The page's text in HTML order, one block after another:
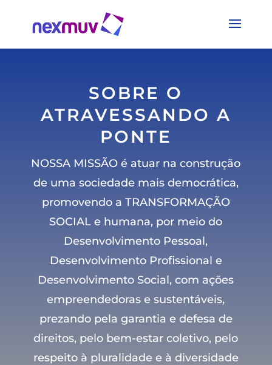
SOBRE O
ATRAVESSANDO A
PONTE
NOSSA MISSÃO é atuar na construção
de uma sociedade mais democrática,
promovendo a TRANSFORMAÇÃO
SOCIALe humana, por meio do
Desenvolvimento Pessoal,
Desenvolvimento Profissional e
Desenvolvimento Social, com ações
empreendedoras e sustentáveis,
prezando pela garantia e defesa de
direitos, pelo bem-estar coletivo, pelo
respeito à pluralidade e à diversidade